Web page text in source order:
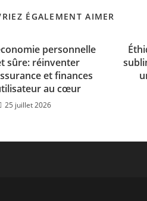
ÉGALEMENT AIMER
personnelle
sûre: réinventer
et finances
au cœur
25 juillet 2026